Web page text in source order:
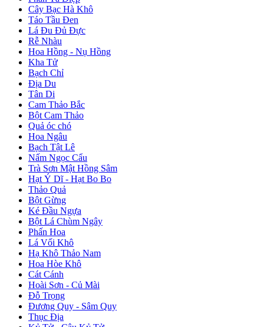
Cây Bạc Hà Khô
Táo Tầu Đen
Lá Đu Đủ Đực
Rễ Nhàu
Hoa Hồng - Nụ Hồng
Kha Tử
Bạch Chỉ
Địa Du
Tân Di
Cam Thảo Bắc
Bột Cam Thảo
Quả óc chó
Hoa Ngâu
Bạch Tật Lê
Nấm Ngọc Cẩu
Trà Sơn Mật Hồng Sâm
Hạt Ý Dĩ - Hạt Bo Bo
Thảo Quả
Bột Gừng
Ké Đầu Ngựa
Bột Lá Chùm Ngây
Phấn Hoa
Lá Vối Khô
Hạ Khô Thảo Nam
Hoa Hòe Khô
Cát Cánh
Hoài Sơn - Củ Mài
Đỗ Trọng
Đương Quy - Sâm Quy
Thục Địa